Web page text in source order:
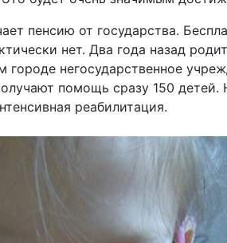
пенсию от государства.
нет. Два года назад
городе негосударственное
помощь сразу 150 детей.
реабилитация.